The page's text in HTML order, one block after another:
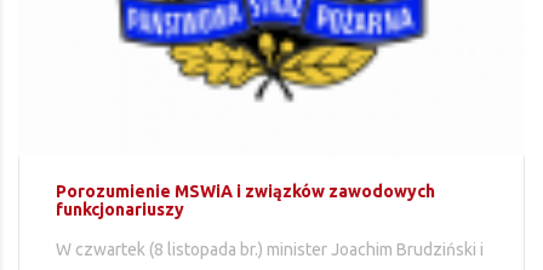
Porozumienie MSWiA i związków zawodowych
funkcjonariuszy
W czwartek (8 listopada br.) minister Joachim Brudziński i